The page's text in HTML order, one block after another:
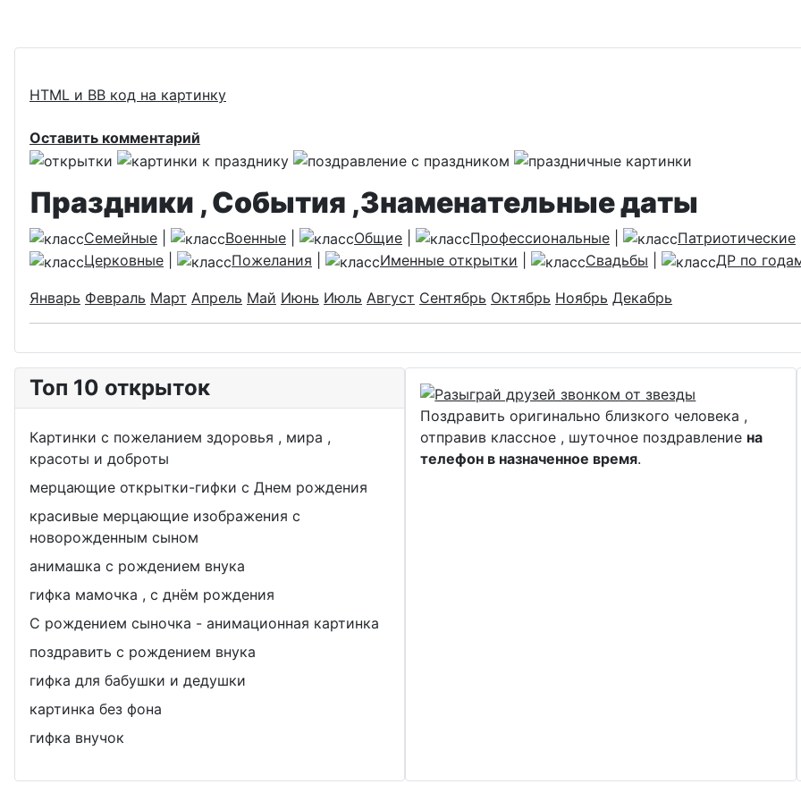
HTML и BB код на картинку
Оставить комментарий
Праздники , События ,Знаменательные даты
Семейные Военные Общие Профессиональные Патриотические
Церковные
Пожелания Именные открытки Свадьбы ДР по
Январь Февраль Март Апрель Май Июнь Июль Август Сентябрь Октябрь Ноябрь Декабрь
Топ 10 открыток
Картинки с пожеланием здоровья , мира ,
красоты и доброты
мерцающие открытки-гифки с Днем рождения
красивые мерцающие изображения с
новорожденным сыном
анимашка с рождением внука
гифка мамочка , с днём рождения
С рождением сыночка - анимационная картинка
поздравить с рождением внука
гифка для бабушки и дедушки
картинка без фона
гифка внучок
Поздравить оригинально близкого человека ,
отправив классное , шуточное поздравление на
телефон в назначенное время.